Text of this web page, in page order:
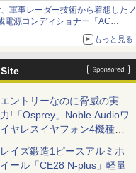
軍事レーダー技術から着想したノ
電源コンディショナー「AC
もっと見る
エントリーなのに脅威の実
力!「Osprey」Noble Audioワ
イヤレスイヤフォン4機種を
一気に聴く
レイズ鍛造1ピースアルミホ
イール「CE28 N-plus」軽量